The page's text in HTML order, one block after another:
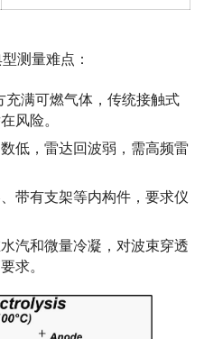
测量难点：
充满可燃气体，传统接触式
风险。
数低，雷达回波弱，需高频雷
带有支架等内构件，要求仪
汽和微量冷凝，对波束穿透
求。